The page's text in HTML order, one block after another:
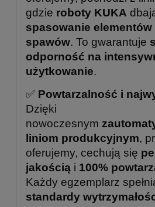
gdzie roboty KUKA
spasowanie
spawów. To gwarantuje
odporność na
użytkowanie.
✅ Powtarzalność i
Dzięki
nowoczesnym
liniom produkcyjnym,
oferujemy, cechują się
jakością i 100%
Każdy egzemplarz
standardy